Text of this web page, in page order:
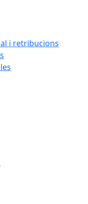
i retribucions